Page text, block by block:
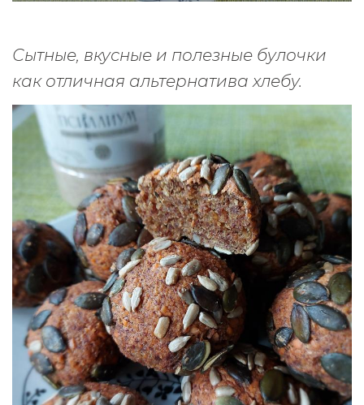
Сытные, вкусные и полезные булочки
как отличная альтернатива хлебу.